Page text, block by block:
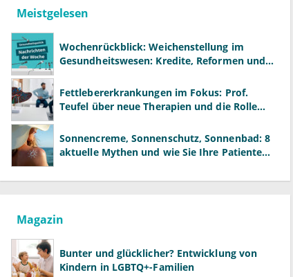
Meistgelesen
Wochenrückblick: Weichenstellung im
Gesundheitswesen: Kredite, Reformen und
Fettlebererkrankungen im Fokus: Prof.
Teufel über neue Therapien und die Rolle
Sonnencreme, Sonnenschutz, Sonnenbad: 8
aktuelle Mythen und wie Sie Ihre Patienten
Magazin
Bunter und glücklicher? Entwicklung von
Kindern in LGBTQ+-Familien